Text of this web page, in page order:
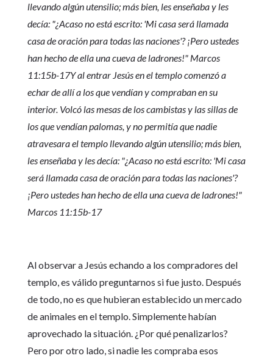
llevando algún utensilio; más bien, les enseñaba y les
decía: "¿Acaso no está escrito: 'Mi casa será llamada
casa de oración para todas las naciones'? ¡Pero ustedes
han hecho de ella una cueva de ladrones!" Marcos
11:15b-17Y al entrar Jesús en el templo comenzó a
echar de allí a los que vendían y compraban en su
interior. Volcó las mesas de los cambistas y las sillas de
los que vendían palomas, y no permitía que nadie
atravesara el templo llevando algún utensilio; más bien,
les enseñaba y les decía: "¿Acaso no está escrito: 'Mi casa
será llamada casa de oración para todas las naciones'?
¡Pero ustedes han hecho de ella una cueva de ladrones!"
Marcos 11:15b-17
Al observar a Jesús echando a los compradores del
templo, es válido preguntarnos si fue justo. Después
de todo, no es que hubieran establecido un mercado
de animales en el templo. Simplemente habían
aprovechado la situación. ¿Por qué penalizarlos?
Pero por otro lado, si nadie les compraba esos